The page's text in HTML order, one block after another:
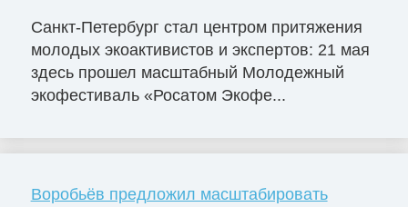
Санкт-Петербург стал центром притяжения
молодых экоактивистов и экспертов: 21 мая
здесь прошел масштабный Молодежный
экофестиваль «Росатом Экофе...
Воробьёв предложил масштабировать